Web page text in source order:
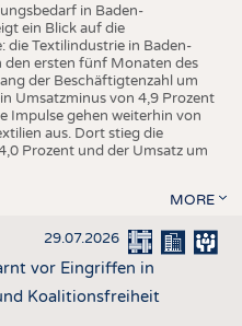
in Baden-
ein Blick auf die
die Textilindustrie in Baden-
ersten fünf Monaten des
der Beschäftigtenzahl um
Umsatzminus von 4,9 Prozent
Impulse gehen weiterhin von
aus. Dort stieg die
Prozent und der Umsatz um
MORE
29.07.2026
vor Eingriffen in
Koalitionsfreiheit